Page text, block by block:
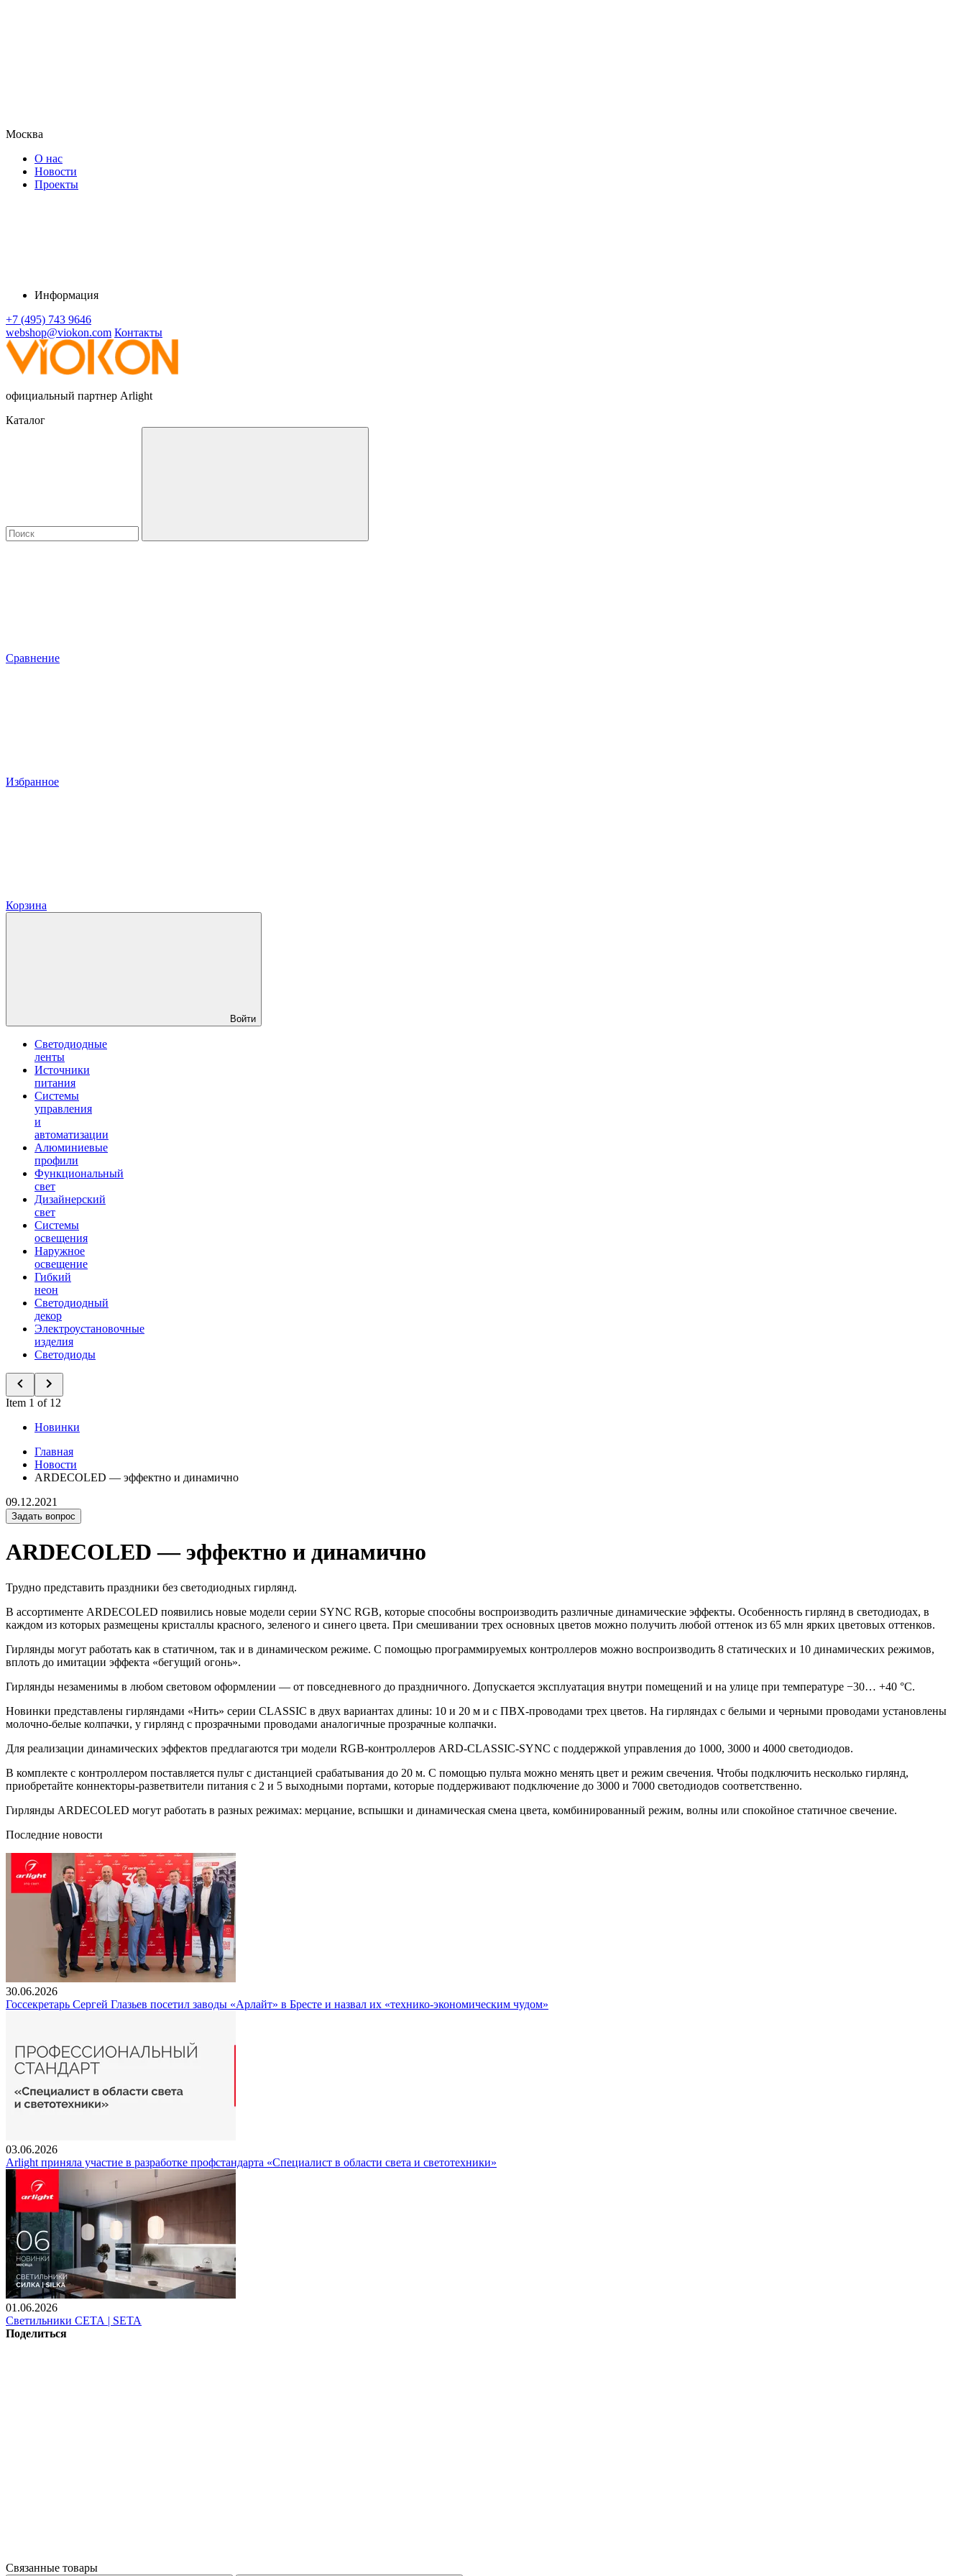
Москва
О нас
Новости
Проекты
Информация
+7 (495) 743 9646
webshop@viokon.com Контакты
официальный партнер Arlight
Каталог
Сравнение
Избранное
Корзина
Войти
Светодиодные
ленты
Источники
питания
Системы
управления
и
автоматизации
Алюминиевые
профили
Функциональный
свет
Дизайнерский
свет
Системы
освещения
Наружное
освещение
Гибкий
неон
Светодиодный
декор
Электроустановочные
изделия
Светодиоды
Item 1 of 12
Новинки
Главная
Новости
ARDECOLED — эффектно и динамично
09.12.2021
Задать вопрос
ARDECOLED — эффектно и динамично
Трудно представить праздники без светодиодных гирлянд.
В ассортименте ARDECOLED появились новые модели серии SYNC RGB, которые способны воспроизводить различные динамические эффекты. Особенность гирлянд в светодиодах, в
каждом из которых размещены кристаллы красного, зеленого и синего цвета. При смешивании трех основных цветов можно получить любой оттенок из 65 млн ярких цветовых оттенков.
Гирлянды могут работать как в статичном, так и в динамическом режиме. С помощью программируемых контроллеров можно воспроизводить 8 статических и 10 динамических режимов,
вплоть до имитации эффекта «бегущий огонь».
Гирлянды незаменимы в любом световом оформлении — от повседневного до праздничного. Допускается эксплуатация внутри помещений и на улице при температуре −30… +40 °C.
Новинки представлены гирляндами «Нить» серии CLASSIC в двух вариантах длины: 10 и 20 м и с ПВХ-проводами трех цветов. На гирляндах с белыми и черными проводами установлены
молочно-белые колпачки, у гирлянд с прозрачными проводами аналогичные прозрачные колпачки.
Для реализации динамических эффектов предлагаются три модели RGB-контроллеров ARD-CLASSIC-SYNC с поддержкой управления до 1000, 3000 и 4000 светодиодов.
В комплекте с контроллером поставляется пульт с дистанцией срабатывания до 20 м. С помощью пульта можно менять цвет и режим свечения. Чтобы подключить несколько гирлянд,
приобретайте коннекторы-разветвители питания с 2 и 5 выходными портами, которые поддерживают подключение до 3000 и 7000 светодиодов соответственно.
Гирлянды ARDECOLED могут работать в разных режимах: мерцание, вспышки и динамическая смена цвета, комбинированный режим, волны или спокойное статичное свечение.
Последние новости
30.06.2026
Госсекретарь Сергей Глазьев посетил заводы «Арлайт» в Бресте и назвал их «технико-экономическим чудом»
03.06.2026
Arlight приняла участие в разработке профстандарта «Специалист в области света и светотехники»
01.06.2026
Светильники СЕТА | SETA
Поделиться
Связанные товары